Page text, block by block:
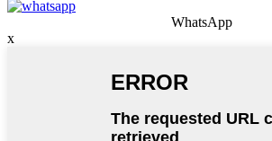
WhatsApp
x